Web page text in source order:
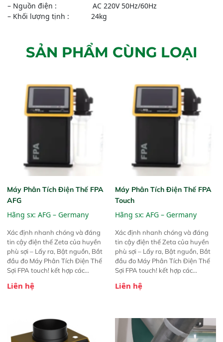
– Nguồn điện : AC 220V 50Hz/60Hz
– Khối lượng tịnh : 24kg
SẢN PHẨM CÙNG LOẠI
Máy Phân Tích Điện Thế FPA
AFG
Hãng sx: AFG – Germany
Xác định nhanh chóng và đáng
tin cậy điện thế Zeta của huyền
phù sợi – Lấy ra, Bật nguồn, Bắt
đầu đo Máy Phân Tích Điện Thế
Sợi FPA touch! kết hợp các
được chứng minh với sự đơn giản
trước đó. Nhưng so với các phiên
bản trước, FPA touch! nhỏ hơn và
nhẹ hơn đáng kể, đồng thời được
Liên hệ
Máy Phân Tích Điện Thế FPA
Touch
Hãng sx: AFG – Germany
Xác định nhanh chóng và đáng
tin cậy điện thế Zeta của huyền
phù sợi – Lấy ra, Bật nguồn, Bắt
đầu đo Máy Phân Tích Điện Thế
Sợi FPA touch! kết hợp các
được chứng minh với sự đơn giản
trước đó. Nhưng so với các phiên
bản trước, FPA touch! nhỏ hơn và
nhẹ hơn đáng kể, đồng thời được
Liên hệ